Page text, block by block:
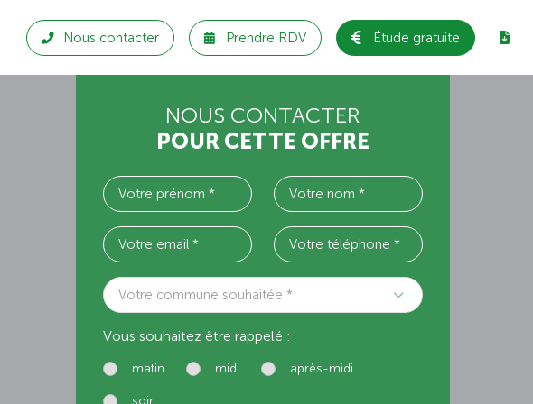
Nous contacter Prendre RDV Étude gratuite
NOUS CONTACTER
POUR CETTE OFFRE
Votre commune souhaitée *
Vous souhaitez être rappelé :
matin midi après-midi